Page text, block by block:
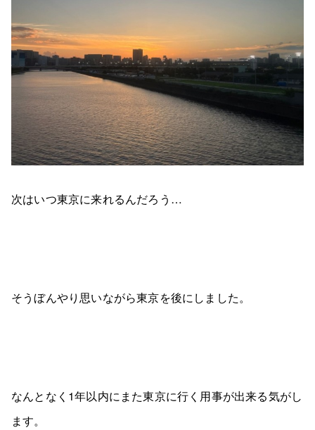
次はいつ東京に来れるんだろう…
そうぼんやり思いながら東京を後にしました。
なんとなく1年以内にまた東京に行く用事が出来る気がし
ます。